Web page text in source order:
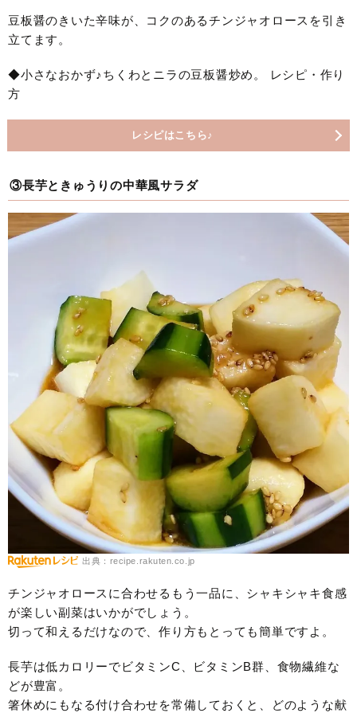
豆板醤のきいた辛味が、コクのあるチンジャオロースを引き
立てます。
◆小さなおかず♪ちくわとニラの豆板醤炒め。 レシピ・作り
方
レシピはこちら♪
③長芋ときゅうりの中華風サラダ
出典：recipe.rakuten.co.jp
チンジャオロースに合わせるもう一品に、シャキシャキ食感
が楽しい副菜はいかがでしょう。
切って和えるだけなので、作り方もとっても簡単ですよ。
長芋は低カロリーでビタミンC、ビタミンB群、食物繊維な
どが豊富。
箸休めにもなる付け合わせを常備しておくと、どのような献